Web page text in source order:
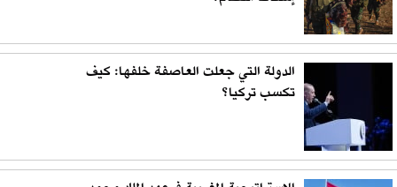
الدولة التي جعلت العاصفة خلفها: كيف
تكسب تركيا؟